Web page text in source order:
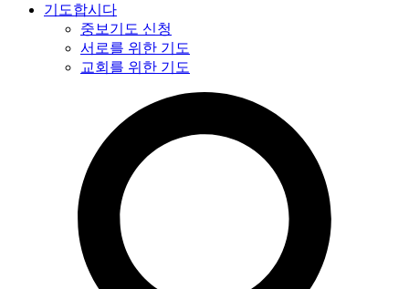
기도합시다
중보기도 신청
서로를 위한 기도
교회를 위한 기도